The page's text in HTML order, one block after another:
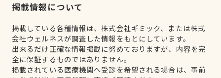
掲載情報について
掲載している各種情報は、株式会社ギミック、または株式
会社ウェルネスが調査した情報をもとにしています。
出来るだけ正確な情報掲載に努めておりますが、内容を完
全に保証するものではありません。
掲載されている医療機関へ受診を希望される場合は、事前